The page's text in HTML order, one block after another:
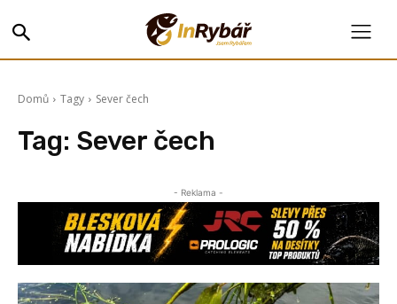
Domů Tagy Sever čech
Tag: Sever čech
- Reklama -